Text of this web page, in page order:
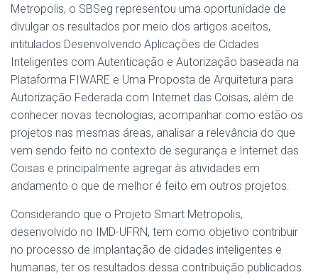
Metropolis, o SBSeg representou uma oportunidade de
divulgar os resultados por meio dos artigos aceitos,
intitulados Desenvolvendo Aplicações de Cidades
Inteligentes com Autenticação e Autorização baseada na
Plataforma FIWARE e Uma Proposta de Arquitetura para
Autorização Federada com Internet das Coisas, além de
conhecer novas tecnologias, acompanhar como estão os
projetos nas mesmas áreas, analisar a relevância do que
vem sendo feito no contexto de segurança e Internet das
Coisas e principalmente agregar às atividades em
andamento o que de melhor é feito em outros projetos.
Considerando que o Projeto Smart Metropolis,
desenvolvido no IMD-UFRN, tem como objetivo contribuir
no processo de implantação de cidades inteligentes e
humanas, ter os resultados dessa contribuição publicados